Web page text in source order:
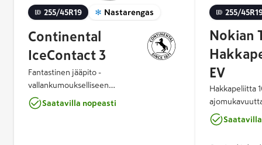
255/45R19 Nastarengas
Continental
IceContact 3
Fantastinen jääpito -
vallankumoukselliseen
talviajokokemukseen IceContact™ 3:n
ainutlaatuinen nastakonsepti tuo uuden
Saatavilla nopeasti
255/
Nokian
EV
Hakkapeliitta